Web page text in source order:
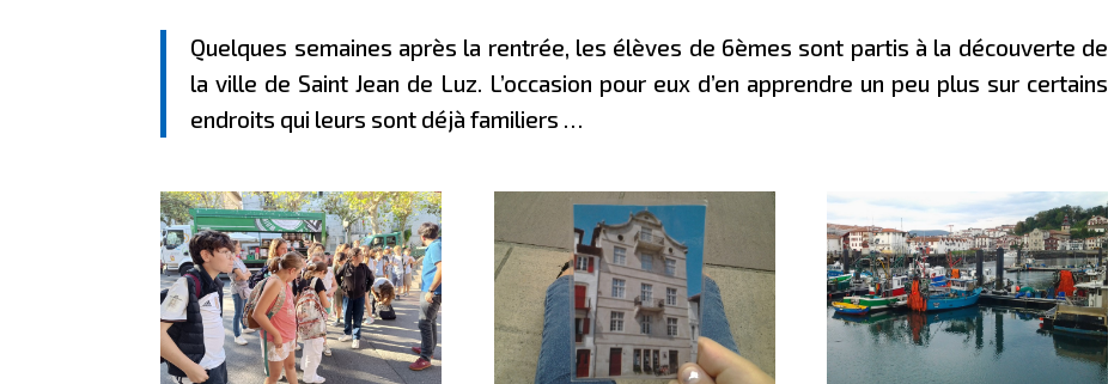
Quelques semaines après la rentrée, les élèves de 6èmes sont partis à la découverte de
la ville de Saint Jean de Luz. L’occasion pour eux d’en apprendre un peu plus sur certains
endroits qui leurs sont déjà familiers …